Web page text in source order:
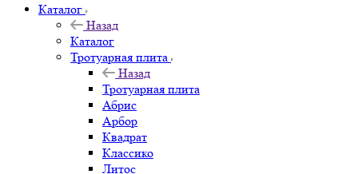
Каталог
Назад
Каталог
Тротуарная плита
Назад
Тротуарная плита
Абрис
Арбор
Квадрат
Классико
Литос